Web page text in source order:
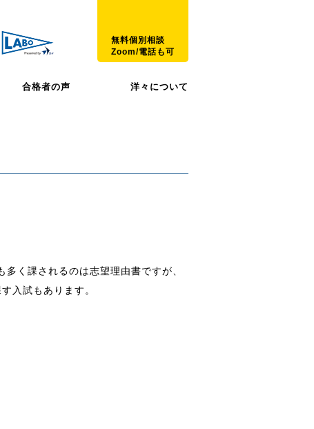
無料個別相談
Zoom/電話も可
合格者の声 洋々について
く課されるのは志望理由書ですが、
入試もあります。